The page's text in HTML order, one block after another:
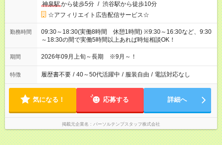
神泉駅から徒歩5分 / 渋谷駅から徒歩10分
☆アフィリエイト広告配信サービス☆
勤務時間
09:30～18:30(実働8時間 休憩1時間) ※9:30～16:30など、9:30
～18:30の間で実働5時間以上あれば時短相談OK！
期間 2026年09月上旬～長期 ※9月～！
特徴 履歴書不要 / 40～50代活躍中 / 服装自由 / 電話対応なし
気になる！ 応募する 詳細へ
掲載元企業名 パーソルテンプスタッフ株式会社